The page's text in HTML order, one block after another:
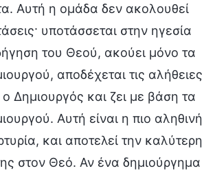
Αυτή η ομάδα δεν ακολουθεί
υποτάσσεται στην ηγεσία
του Θεού, ακούει μόνο τα
αποδέχεται τις αλήθειες
Δημιουργός και ζει με βάση τα
Αυτή είναι η πιο αληθινή
και αποτελεί την καλύτερη
στον Θεό. Αν ένα δημιούργημα